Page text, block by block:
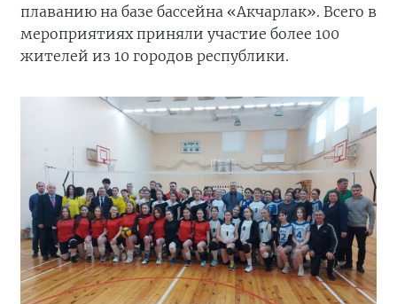
плаванию на базе бассейна «Акчарлак». Всего в
мероприятиях приняли участие более 100
жителей из 10 городов республики.